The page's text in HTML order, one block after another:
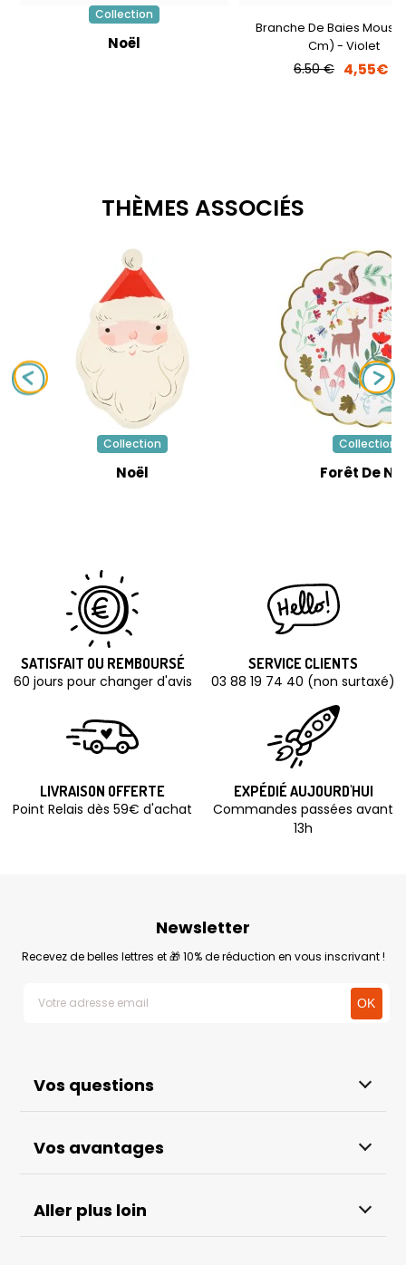
Collection
Noël
Branche De Baies
Cm) - Violet
6.50 € 4,55€
THÈMES ASSOCIÉS
Collection
Noël
Collection
Forêt De
SATISFAIT OU REMBOURSÉ
60 jours pour changer d'avis
SERVICE CLIENTS
03 88 19 74 40 (non surtaxé)
LIVRAISON OFFERTE
Point Relais dès 59€ d'achat
EXPÉDIÉ AUJOURD'HUI
Commandes passées avant
13h
Vos questions
Vos avantages
Aller plus loin
Newsletter
Recevez de belles lettres et 🎁 10% de réduction en vous inscrivant !